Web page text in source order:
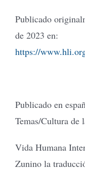
Publicado
de 2023 en:
https://
Publicado en
Temas/Cultura de
Vida Humana
Zunino la